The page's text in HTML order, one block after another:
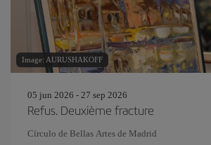
Image: AURUSHAKOFF
05 jun 2026 - 27 sep 2026
Refus. Deuxième fracture
Círculo de Bellas Artes de Madrid